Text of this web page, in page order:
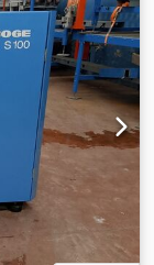
/ preço especial
- com
-
- Sensor de
correia -
ao pós-
ar
automático
Agxsck